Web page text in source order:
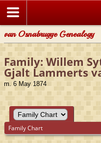
van Osnabrugge Genealogy
Family: Willem
Gjalt Lammerts
m. 6 May 1874
Family Chart